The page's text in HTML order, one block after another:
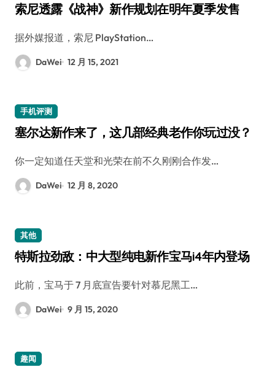
索尼透露《战神》新作规划在明年夏季发售
据外媒报道，索尼 PlayStation…
DaWei 12 月 15, 2021
手机评测
塞尔达新作来了，这几部经典老作你玩过没？
你一定知道任天堂和光荣在前不久刚刚合作发…
DaWei 12 月 8, 2020
其他
特斯拉劲敌：中大型纯电新作宝马i4年内登场
此前，宝马于 7 月底宣告要针对慕尼黑工…
DaWei 9 月 15, 2020
趣闻